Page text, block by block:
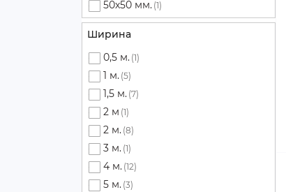
50х50 мм. (1)
Ширина
0,5 м. (1)
1 м. (5)
1,5 м. (7)
2 м (1)
2 м. (8)
3 м. (1)
4 м. (12)
5 м. (3)